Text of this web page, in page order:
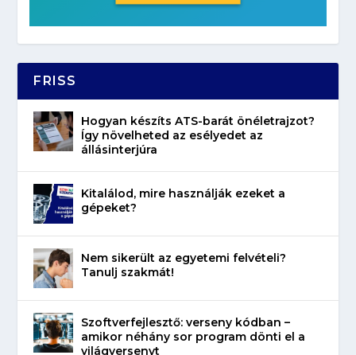
FRISS
Hogyan készíts ATS-barát önéletrajzot?
Így növelheted az esélyedet az
állásinterjúra
Kitalálod, mire használják ezeket a
gépeket?
Nem sikerült az egyetemi felvételi?
Tanulj szakmát!
Szoftverfejlesztő: verseny kódban –
amikor néhány sor program dönti el a
világversenyt